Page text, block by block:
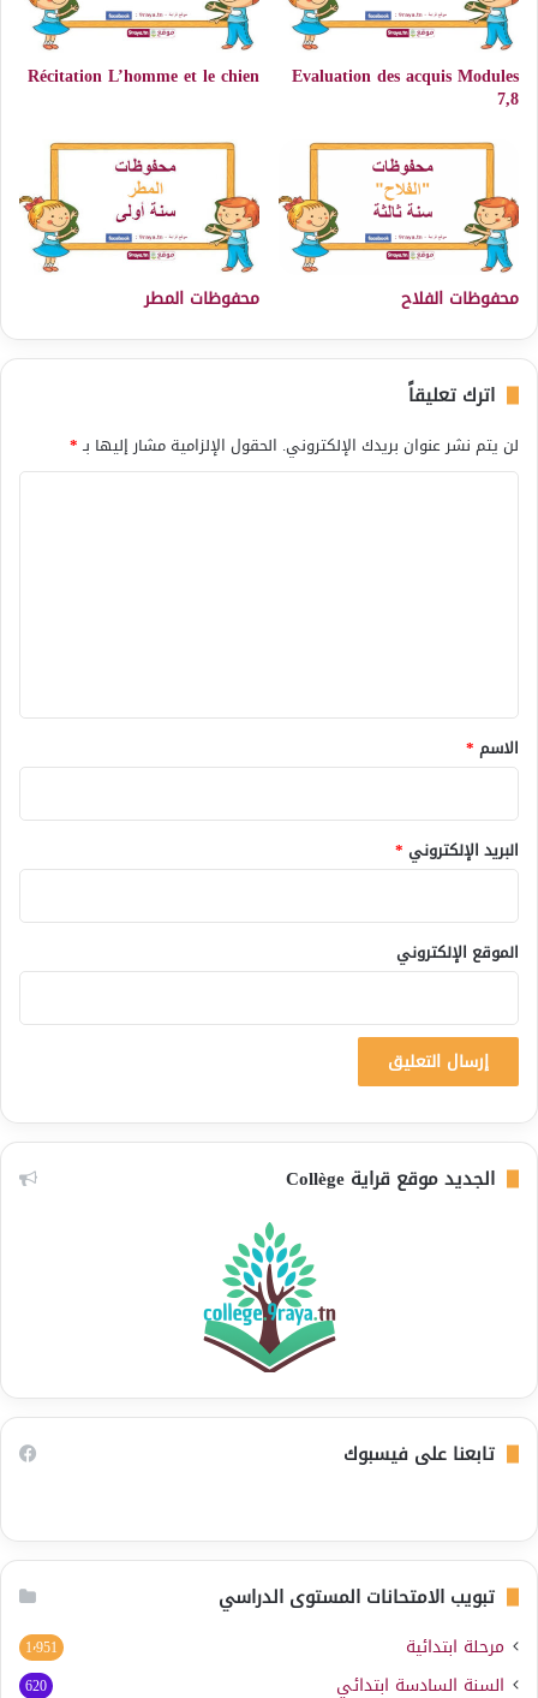
Evaluation des acquis Modules
7,8
Récitation L’homme et le chien
محفوظات الفلاح محفوظات المطر
اترك تعليقاً
لن يتم نشر عنوان بريدك الإلكتروني. الحقول الإلزامية مشار إليها بـ*
*
الاسم *
البريد الإلكتروني *
الموقع الإلكتروني
الجديد موقع قراية Collège
تابعنا على فيسبوك
تبويب الامتحانات المستوى الدراسي
مرحلة ابتدائية 1٬951
السنة السادسة ابتدائي 620